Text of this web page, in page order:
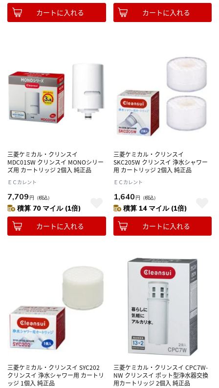
カートに入れる カートに入れる
三菱ケミカル・クリンスイ
MDC01SW クリンスイ MONOシリー
ズ用 カートリッジ 2個入 純正品
ＥＣカレント
7,709 円 （税込）
積算 70 マイル (1倍)
カートに入れる
三菱ケミカル・クリンスイ
SKC205W クリンスイ 浄水シャワー
用 カートリッジ 2個入 純正品
ＥＣカレント
1,640 円 （税込）
積算 14 マイル (1倍)
カートに入れる
三菱ケミカル・クリンスイ SYC202
クリンスイ 浄水シャワー用 カートリ
ッジ 1個入 純正品
三菱ケミカル・クリンスイ CPC7W-
NW クリンスイ ポット型浄水器交換
用カートリッジ 2個入 純正品